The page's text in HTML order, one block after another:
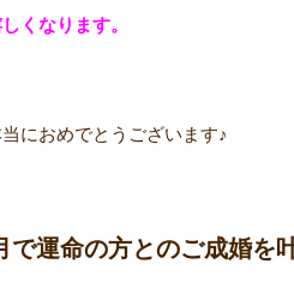
くなります。
におめでとうございます♪
で運命の方とのご成婚を